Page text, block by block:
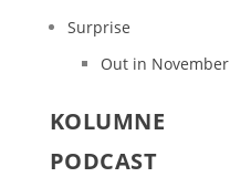
Surprise
Out in November
KOLUMNE
PODCAST